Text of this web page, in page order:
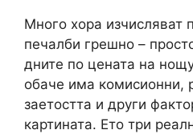
Много хора изчисляват
печалби грешно –
дните по цената на
обаче има комисионни,
заетостта и други
картината. Ето три